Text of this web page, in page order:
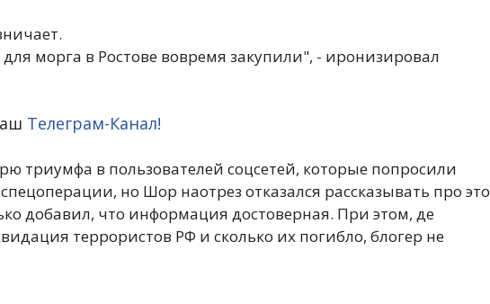
морга в Ростове вовремя закупили", - иронизировал
Телеграм-Канал!
триумфа в пользователей соцсетей, которые попросили
но Шор наотрез отказался рассказывать про это
добавил, что информация достоверная. При этом, де
террористов РФ и сколько их погибло, блогер не